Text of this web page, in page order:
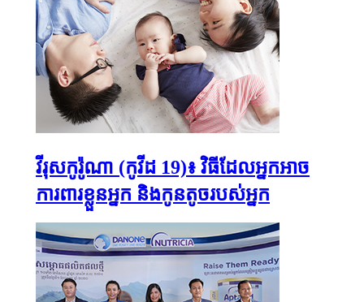
វីរុសកូរ៉ូណា (កូវីដ 19)៖ វិធីដែលអ្នកអាច
ការពារខ្លួនអ្នក និងកូនតូចរបស់អ្នក